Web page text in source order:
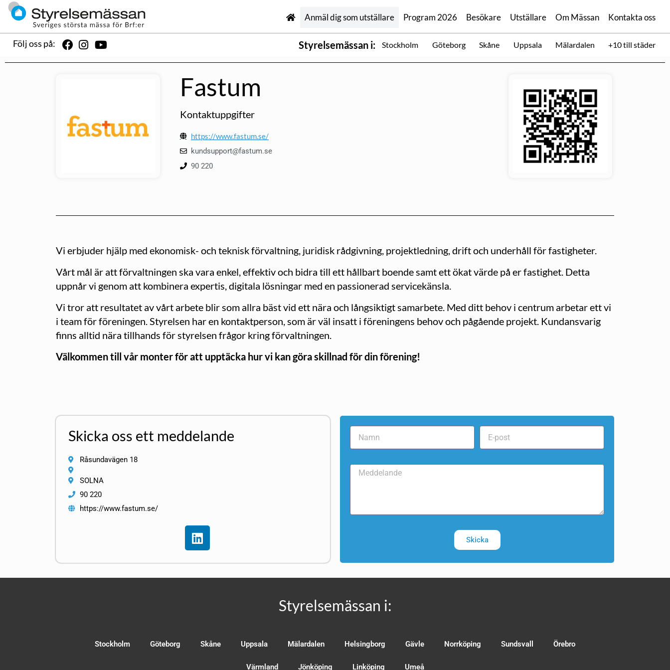
Anmäl dig som utställare Program 2026 Besökare Utställare Om Mässan Kontakta oss
Följ oss på: Styrelsemässan i: Stockholm Göteborg Skåne Uppsala Mälardalen +10 till städer
Fastum
Kontaktuppgifter
https://www.fastum.se/
kundsupport@fastum.se
90 220
Vi erbjuder hjälp med ekonomisk- och teknisk förvaltning, juridisk rådgivning, projektledning, drift och underhåll för fastigheter.
Vårt mål är att förvaltningen ska vara enkel, effektiv och bidra till ett hållbart boende samt ett ökat värde på er fastighet. Detta
uppnår vi genom att kombinera expertis, digitala lösningar med en passionerad servicekänsla.
Vi tror att resultatet av vårt arbete blir som allra bäst vid ett nära och långsiktigt samarbete. Med ditt behov i centrum arbetar ett vi
i team för föreningen. Styrelsen har en kontaktperson, som är väl insatt i föreningens behov och pågående projekt. Kundansvarig
finns alltid nära tillhands för styrelsen frågor kring förvaltningen.
Välkommen till vår monter för att upptäcka hur vi kan göra skillnad för din förening!
Skicka oss ett meddelande
Råsundavägen 18
SOLNA
90 220
https://www.fastum.se/
Skicka
Styrelsemässan i:
Stockholm Göteborg Skåne Uppsala Mälardalen Helsingborg Gävle Norrköping Sundsvall Örebro
Värmland Jönköping Linköping Umeå